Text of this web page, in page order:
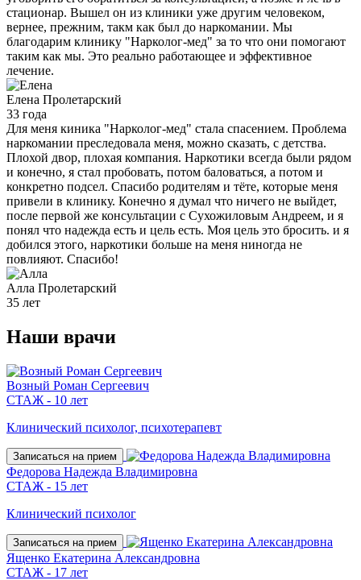
стационар. Вышел он из клиники уже другим человеком,
вернее, прежним, такм как был до наркомании. Мы
благодарим клинику "Нарколог-мед" за то что они помогают
таким как мы. Это реально работающее и эффективное
лечение.
Елена Пролетарский
33 года
Для меня киника "Нарколог-мед" стала спасением. Проблема
наркомании преследовала меня, можно сказать, с детства.
Плохой двор, плохая компания. Наркотики всегда были рядом
и конечно, я стал пробовать, потом баловаться, а потом и
конкретно подсел. Спасибо родителям и тёте, которые меня
привели в клинику. Конечно я думал что ничего не выйдет,
после первой же консультации с Сухожиловым Андреем, и я
понял что надежда есть и цель есть. Моя цель это бросить. и я
добился этого, наркотики больше на меня ниногда не
повлияют. Спасибо!
Алла Пролетарский
35 лет
Наши врачи
Возный Роман Сергеевич
СТАЖ - 10 лет
Клинический психолог, психотерапевт
Записаться на прием
Федорова Надежда Владимировна
СТАЖ - 15 лет
Клинический психолог
Записаться на прием
Ященко Екатерина Александровна
СТАЖ - 17 лет